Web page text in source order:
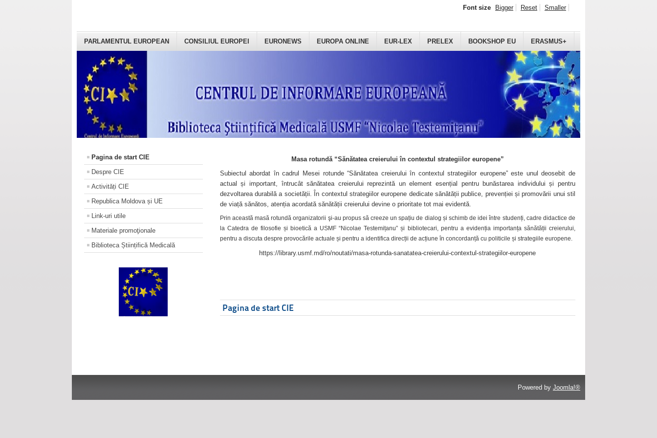
PARLAMENTUL EUROPEAN CONSILIUL EUROPEI EURONEWS EUROPA ONLINE EUR-LEX PRELEX BOOKSHOP EU ERASMUS+
Font size Bigger Reset Smaller
Pagina de start CIE
Despre CIE
Activități CIE
Republica Moldova și UE
Link-uri utile
Materiale promoţionale
Biblioteca Științifică Medicală
Masa rotundă “Sănătatea creierului în contextul strategiilor europene”
Subiectul abordat în cadrul Mesei rotunde “Sănătatea creierului în contextul strategiilor europene” este unul deosebit de
actual și important, întrucât sănătatea creierului reprezintă un element esențial pentru bunăstarea individului și pentru
dezvoltarea durabilă a societății. În contextul strategiilor europene dedicate sănătății publice, prevenției și promovării unui stil
de viață sănătos, atenția acordată sănătății creierului devine o prioritate tot mai evidentă.
Prin această masă rotundă organizatorii şi-au propus să creeze un spațiu de dialog și schimb de idei între studenți, cadre didactice de
la Catedra de filosofie și bioetică a USMF “Nicolae Testemițanu” și bibliotecari, pentru a evidenția importanța sănătății creierului,
pentru a discuta despre provocările actuale și pentru a identifica direcții de acțiune în concordanță cu politicile și strategiile europene.
https://library.usmf.md/ro/noutati/masa-rotunda-sanatatea-creierului-contextul-strategiilor-europene
Pagina de start CIE
Powered by Joomla!®